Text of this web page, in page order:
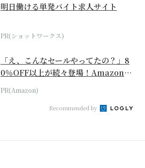
明日働ける単発バイト求人サイト
PR(ショットワークス)
「え、こんなセールやってたの？」8
0％OFF以上が続々登場！Amazonの
本気が...
PR(Amazon)
Recommended by